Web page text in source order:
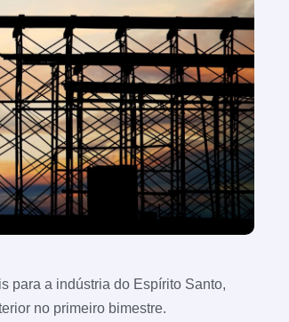
para a indústria do Espírito Santo,
no primeiro bimestre.